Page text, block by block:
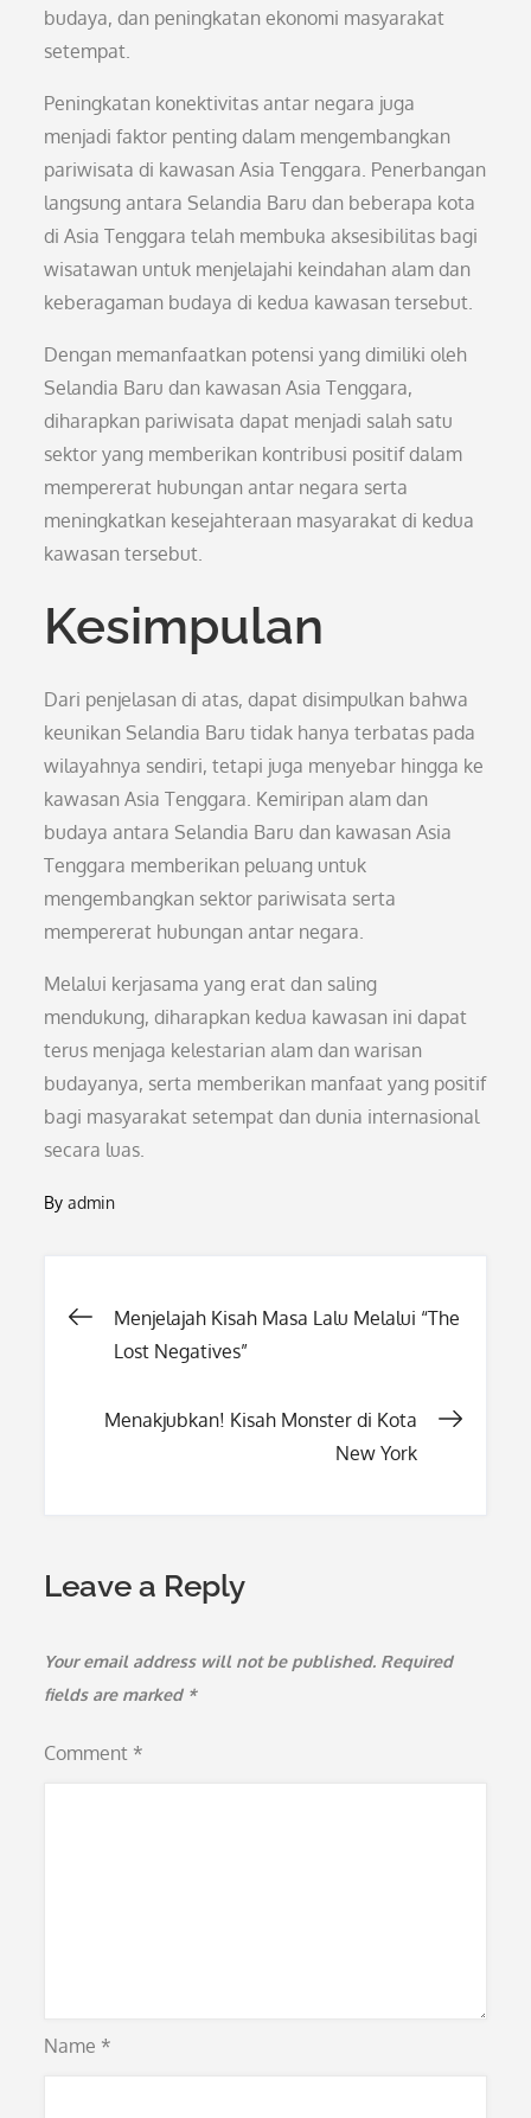
budaya, dan peningkatan ekonomi masyarakat
setempat.
Peningkatan konektivitas antar negara juga
menjadi faktor penting dalam mengembangkan
pariwisata di kawasan Asia Tenggara. Penerbangan
langsung antara Selandia Baru dan beberapa kota
di Asia Tenggara telah membuka aksesibilitas bagi
wisatawan untuk menjelajahi keindahan alam dan
keberagaman budaya di kedua kawasan tersebut.
Dengan memanfaatkan potensi yang dimiliki oleh
Selandia Baru dan kawasan Asia Tenggara,
diharapkan pariwisata dapat menjadi salah satu
sektor yang memberikan kontribusi positif dalam
mempererat hubungan antar negara serta
meningkatkan kesejahteraan masyarakat di kedua
kawasan tersebut.
Kesimpulan
Dari penjelasan di atas, dapat disimpulkan bahwa
keunikan Selandia Baru tidak hanya terbatas pada
wilayahnya sendiri, tetapi juga menyebar hingga ke
kawasan Asia Tenggara. Kemiripan alam dan
budaya antara Selandia Baru dan kawasan Asia
Tenggara memberikan peluang untuk
mengembangkan sektor pariwisata serta
mempererat hubungan antar negara.
Melalui kerjasama yang erat dan saling
mendukung, diharapkan kedua kawasan ini dapat
terus menjaga kelestarian alam dan warisan
budayanya, serta memberikan manfaat yang positif
bagi masyarakat setempat dan dunia internasional
secara luas.
Byadmin
Post
Menjelajah Kisah Masa Lalu Melalui “The
Lost Negatives”
Menakjubkan! Kisah Monster di Kota
New York
Leave a Reply
Your email address will not be published. Required
fields are marked *
Comment *
Name *